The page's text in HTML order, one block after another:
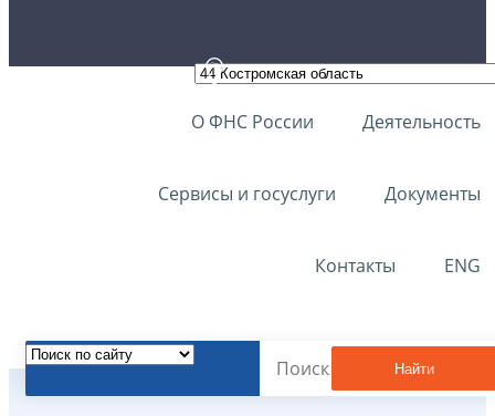
О ФНС России Деятельность
Сервисы и госуслуги Документы
Контакты ENG
Найти